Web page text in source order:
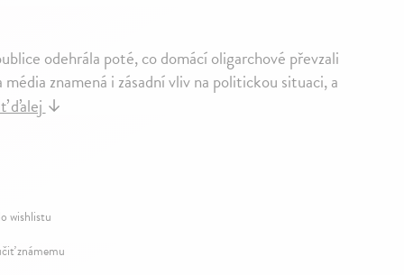
odehrála poté, co domácí oligarchové převzali
znamená i zásadní vliv na politickou situaci, a
ďalej↓
wishlistu
známemu